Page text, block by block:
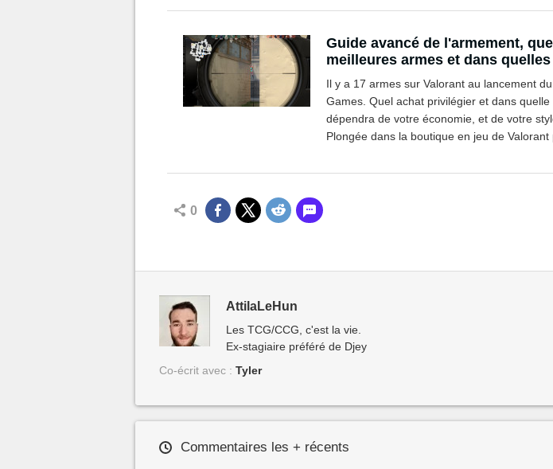
Guide avancé de l'armement,
meilleures armes et dans
Il y a 17 armes sur Valorant au lancement
Games. Quel achat privilégier et dans quelle
dépendra de votre économie, et de votre
Plongée dans la boutique en jeu de Valorant
0
AttilaLeHun
Les TCG/CCG, c'est la vie.
Ex-stagiaire préféré de Djey
Co-écrit avec : Tyler
Commentaires les + récents